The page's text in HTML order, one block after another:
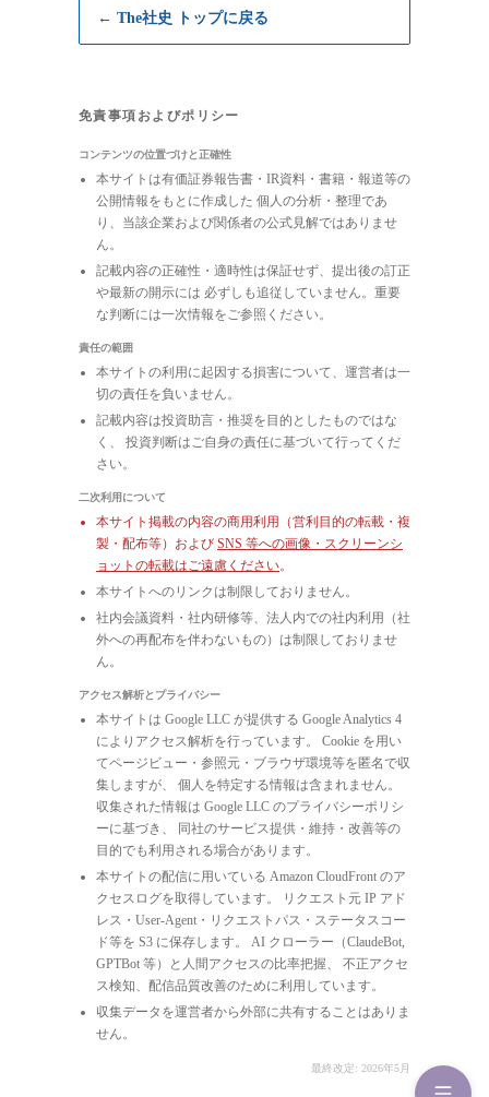
← The社史 トップに戻る
免責事項およびポリシー
コンテンツの位置づけと正確性
本サイトは有価証券報告書・IR資料・書籍・報道等の
公開情報をもとに作成した 個人の分析・整理であ
り、当該企業および関係者の公式見解ではありませ
ん。
記載内容の正確性・適時性は保証せず、提出後の訂正
や最新の開示には 必ずしも追従していません。重要
な判断には一次情報をご参照ください。
責任の範囲
本サイトの利用に起因する損害について、運営者は一
切の責任を負いません。
記載内容は投資助言・推奨を目的としたものではな
く、 投資判断はご自身の責任に基づいて行ってくだ
さい。
二次利用について
本サイト掲載の内容の商用利用（営利目的の転載・複
製・配布等）および SNS 等への画像・スクリーンシ
ョットの転載はご遠慮ください。
本サイトへのリンクは制限しておりません。
社内会議資料・社内研修等、法人内での社内利用（社
外への再配布を伴わないもの）は制限しておりませ
ん。
アクセス解析とプライバシー
本サイトは Google LLC が提供する Google Analytics 4
によりアクセス解析を行っています。 Cookie を用い
てページビュー・参照元・ブラウザ環境等を匿名で収
集しますが、 個人を特定する情報は含まれません。
収集された情報は Google LLC のプライバシーポリシ
ーに基づき、 同社のサービス提供・維持・改善等の
目的でも利用される場合があります。
本サイトの配信に用いている Amazon CloudFront のア
クセスログを取得しています。 リクエスト元 IP アド
レス・User-Agent・リクエストパス・ステータスコー
ド等を S3 に保存します。 AI クローラー（ClaudeBot,
GPTBot 等）と人間アクセスの比率把握、 不正アクセ
ス検知、配信品質改善のために利用しています。
収集データを運営者から外部に共有することはありま
せん。
最終改定: 2026年5月